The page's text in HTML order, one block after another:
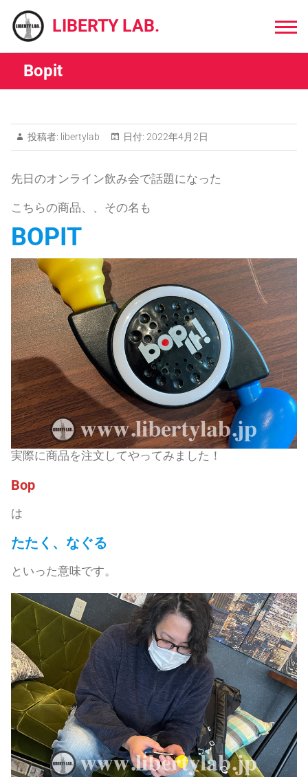
content
LIBERTY LAB.
Bopit
投稿者: libertylab 日付: 2022年4月2日
先日のオンライン飲み会で話題になった
こちらの商品、、その名も
BOPIT
実際に商品を注文してやってみました！
Bop
は
たたく、なぐる
といった意味です。